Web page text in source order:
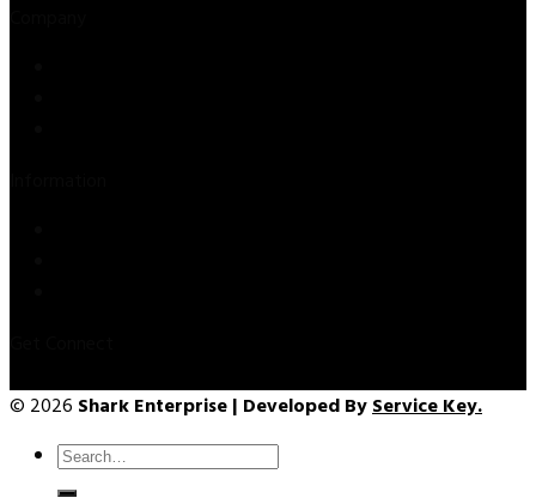
© 2026 Shark Enterprise | Developed ByService Key.
Search
for: